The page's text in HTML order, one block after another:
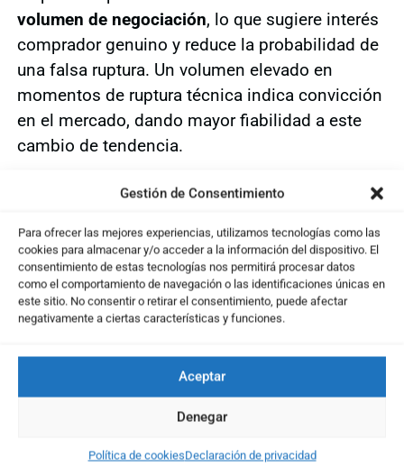
Gestión de Consentimiento
Para ofrecer las mejores experiencias, utilizamos tecnologías como las
cookies para almacenar y/o acceder a la información del dispositivo. El
consentimiento de estas tecnologías nos permitirá procesar datos
como el comportamiento de navegación o las identificaciones únicas en
este sitio. No consentir o retirar el consentimiento, puede afectar
negativamente a ciertas características y funciones.
Aceptar
Denegar
Política de cookiesDeclaración de privacidad
volumen de negociación, lo que sugiere interés
comprador genuino y reduce la probabilidad de
una falsa ruptura. Un volumen elevado en
momentos de ruptura técnica indica convicción
en el mercado, dando mayor fiabilidad a este
cambio de tendencia.
Indicador RSI
ElRSI (Índice de Fuerza Relativa)está en
niveles de 61, en zona neutral-alcista, sin
alcanzar sobrecompra. Esto indica que el precio
aún tiene margen para continuar subiendo
antes de encontrarse en niveles extremos. La
posición del RSI respalda la continuación del
movimiento alcista sin señales de agotamiento
inmediato.
Conclusión